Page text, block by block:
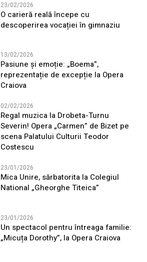
23/02/2026
O carieră reală începe cu
descoperirea vocației în gimnaziu
13/02/2026
Pasiune și emoție: „Boema”,
reprezentație de excepție la Opera
Craiova
02/02/2026
Regal muzica la Drobeta-Turnu
Severin! Opera „Carmen” de Bizet pe
scena Palatului Culturii Teodor
Costescu
23/01/2026
Mica Unire, sărbatorita la Colegiul
National „Gheorghe Titeica”
23/01/2026
Un spectacol pentru întreaga familie:
„Micuța Dorothy”, la Opera Craiova